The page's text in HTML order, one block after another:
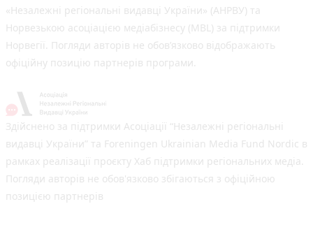
«Незалежні регіональні видавці України» (АНРВУ) та
Норвезькою асоціацією медіабізнесу (MBL) за підтримки
Норвегії. Погляди авторів не обов’язково відображають
офіційну позицію партнерів програми.
Здійснено за підтримки Асоціації “Незалежні регіональні
видавці України” та Foreningen Ukrainian Media Fund Nordic в
рамках реалізації проєкту Хаб підтримки регіональних медіа.
Погляди авторів не обов'язково збігаються з офіційною
позицією партнерів